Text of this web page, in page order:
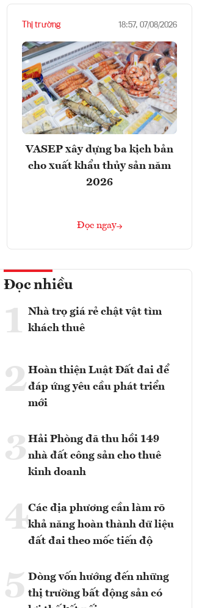
Thị trường 18:57, 07/08/2026
VASEP xây dựng ba kịch bản
cho xuất khẩu thủy sản năm
2026
Đọc ngay
Đọc nhiều
1 Nhà trọ giá rẻ chật vật tìm
khách thuê
2Hoàn thiện Luật Đất đai để
đáp ứng yêu cầu phát triển
mới
3 Hải Phòng đã thu hồi 149
nhà đất công sản cho thuê
kinh doanh
4Các địa phương cần làm rõ
khả năng hoàn thành dữ liệu
đất đai theo mốc tiến độ
5 Dòng vốn hướng đến những
thị trường bất động sản có